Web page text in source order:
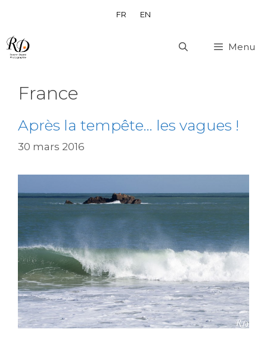
contenu
FR EN
Menu
France
Après la tempête… les vagues !
30 mars 2016